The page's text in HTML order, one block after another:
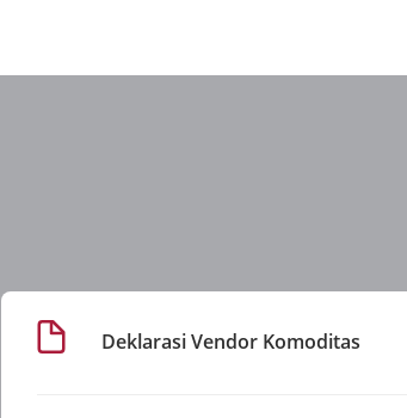
Deklarasi Vendor Komoditas